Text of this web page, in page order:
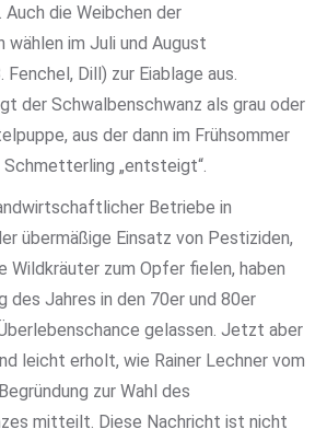
die Weibchen der
wählen im Juli und August
Dill) zur Eiablage aus.
der Schwalbenschwanz als grau oder
aus der dann im Frühsommer
„entsteigt“.
Betriebe in
übermäßige Einsatz von Pestiziden,
Wildkräuter zum Opfer fielen, haben
des Jahres in den 70er und 80er
gelassen. Jetzt aber
leicht erholt, wie Rainer Lechner vom
zur Wahl des
mitteilt. Diese Nachricht ist nicht